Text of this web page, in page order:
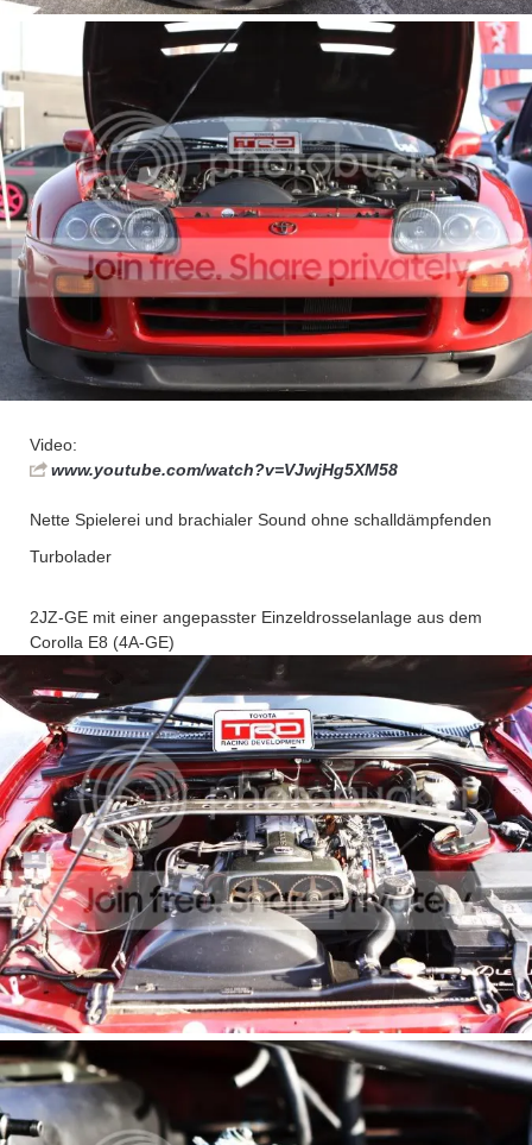
Video:
www.youtube.com/watch?v=VJwjHg5XM58
Nette Spielerei und brachialer Sound ohne schalldämpfenden
Turbolader
2JZ-GE mit einer angepasster Einzeldrosselanlage aus dem
Corolla E8 (4A-GE)